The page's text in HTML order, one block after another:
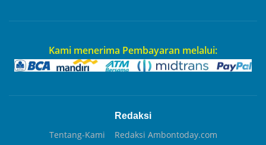
Kami menerima Pembayaran melalui:
Redaksi
Tentang-Kami
Redaksi Ambontoday.com